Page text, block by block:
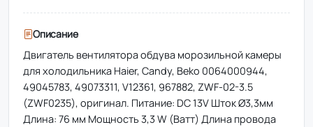
Описание
Двигатель вентилятора обдува морозильной камеры
для холодильника Haier, Candy, Beko 0064000944,
49045783, 49073311, V12361, 967882, ZWF-02-3.5
(ZWF0235), оригинал. Питание: DC 13V Шток Ø3,3мм
Длина: 76 мм Мощность 3,3 W (Ватт) Длина провода